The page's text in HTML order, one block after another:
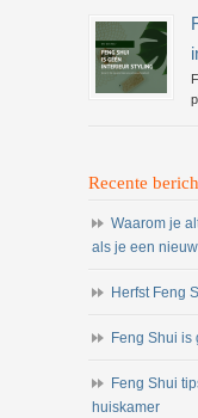
Recente
Waarom je
als je een
Herfst Feng
Feng Shui is
Feng Shui
huiskamer